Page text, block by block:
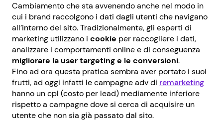
Cambiamento che sta avvenendo anche nel modo in
cui i brand raccolgono i dati dagli utenti che navigano
all’interno del sito. Tradizionalmente, gli esperti di
marketing utilizzano i cookie per raccogliere i dati,
analizzare i comportamenti online e di conseguenza
migliorare la user targeting e le conversioni.
Fino ad ora questa pratica sembra aver portato i suoi
frutti, ad oggi infatti le campagne adv di remarketing
hanno un cpl (costo per lead) mediamente inferiore
rispetto a campagne dove si cerca di acquisire un
utente che non sia già passato dal sito.